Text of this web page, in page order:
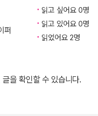
세상 보는 밝은 눈을 얻은
용하여 독특한 이야기를
기발한 상상력과 탄탄한
녹여 내는 작가는 이번 작
기 안에서 겉모습으로 사람
퍼
읽고 싶어요 0명
읽고 있어요 0명
읽었어요 2명
을 확인할 수 있습니다.